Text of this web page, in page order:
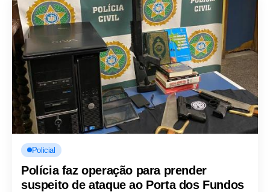
Policial
Polícia faz operação para prender
suspeito de ataque ao Porta dos Fundos